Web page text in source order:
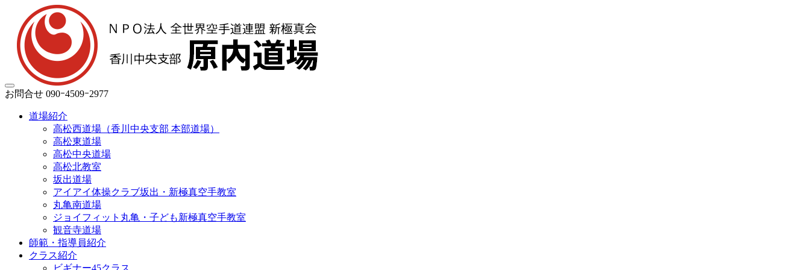
お問合せ 090ｰ4509ｰ2977
道場紹介
高松西道場（香川中央支部 本部道場）
高松東道場
高松中央道場
高松北教室
坂出道場
アイアイ体操クラブ坂出・新極真空手教室
丸亀南道場
ジョイフィット丸亀・子ども新極真空手教室
観音寺道場
師範・指導員紹介
クラス紹介
ビギナー45クラス